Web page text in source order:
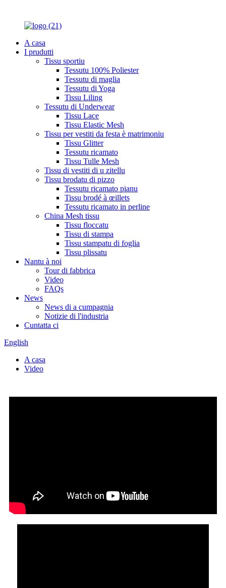
A casa
I prudutti
Tissu sportiu
Tessutu 100% Poliester
Tessutu di maglia
Tessutu di Yoga
Tissu Liling
Tessutu di Underwear
Tissu Lace
Tissu Elastic Mesh
Tissu per vestiti da festa è matrimoniu
Tissu Glitter
Tessutu ricamato
Tissu Tulle Mesh
Tissu di vestiti di u zitellu
Tissu brodatu di pizzo
Tessutu ricamato pianu
Tissu brodé à œillets
Tessutu ricamato in perline
China Mesh tissu
Tissu floccatu
Tissu di stampa
Tissu stampatu di foglia
Tissu plissatu
Nantu à noi
Tour di fabbrica
Video
FAQs
News
News di a cumpagnia
Notizie di l'industria
Cuntatta ci
English
A casa
Video